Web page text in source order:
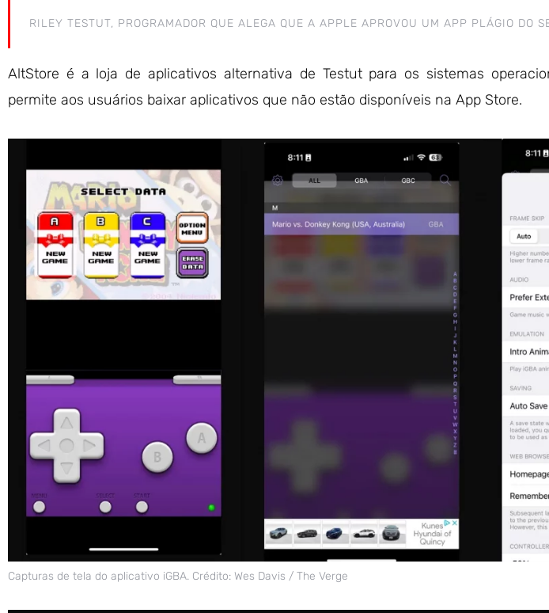
RILEY TESTUT, PROGRAMADOR QUE ALEGA QUE A APPLE APROVOU UM APP PLÁGIO DO
AltStore é a loja de aplicativos alternativa de Testut para os sistemas
permite aos usuários baixar aplicativos que não estão disponíveis na App Store.
Capturas de tela do aplicativo iGBA. Crédito: Wes Davis / The Verge